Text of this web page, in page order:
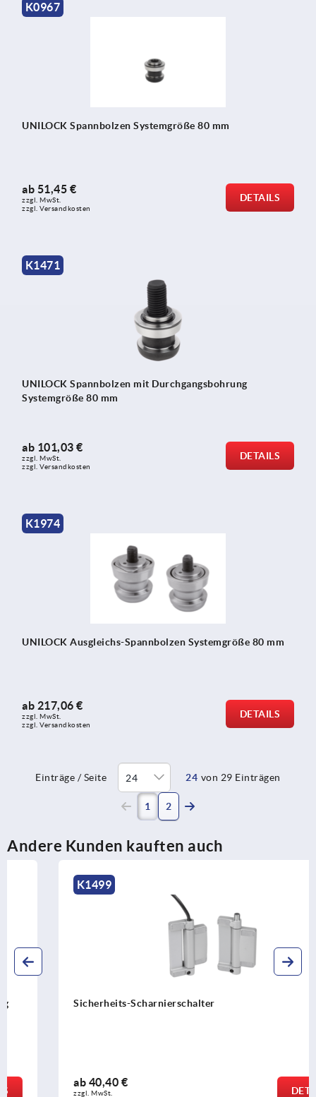
K0967
UNILOCK Spannbolzen Systemgröße 80 mm
ab 51,45 €
zzgl. MwSt.
zzgl. Versandkosten
DETAILS
K1471
UNILOCK Spannbolzen mit Durchgangsbohrung
Systemgröße 80 mm
ab 101,03 €
zzgl. MwSt.
zzgl. Versandkosten
DETAILS
K1974
UNILOCK Ausgleichs-Spannbolzen Systemgröße 80 mm
ab 217,06 €
zzgl. MwSt.
zzgl. Versandkosten
DETAILS
Einträge / Seite 24 von 29 Einträgen
1 (current)
2
Andere Kunden kauften auch
Sicherheits-Scharnierschalter
ab 40,40 €